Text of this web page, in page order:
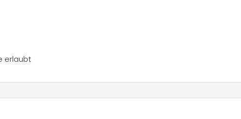
die Region zu entdecken. Der Campingplatz liegt unweit
erlaubt